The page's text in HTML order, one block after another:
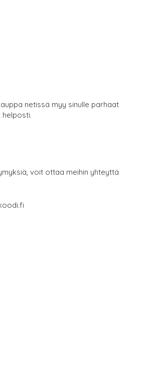
netissä myy sinulle parhaat
voit ottaa meihin yhteyttä